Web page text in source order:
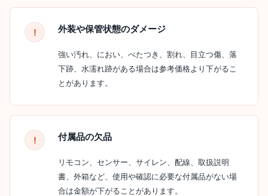
外装や保管状態のダメージ
強い汚れ、におい、べたつき、割れ、目立つ傷、落
下跡、水濡れ跡がある場合は参考価格より下がるこ
とがあります。
付属品の欠品
リモコン、センサー、サイレン、配線、取扱説明
書、外箱など、使用や確認に必要な付属品がない場
合は金額が下がることがあります。